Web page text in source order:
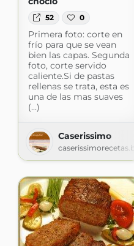
52 0
Primera foto: corte en
frío para que se vean
bien las capas. Segunda
foto, corte servido
caliente.Si de pastas
rellenas se trata, esta es
una de las mas suaves
(...)
Caserissimo